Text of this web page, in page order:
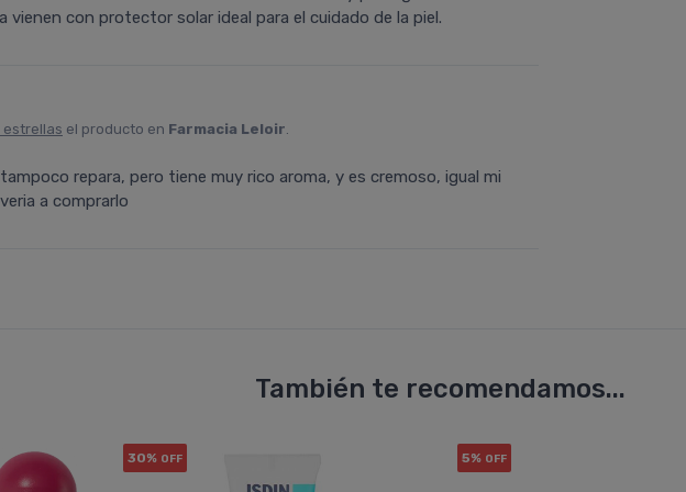
vienen con protector solar ideal para el cuidado de la piel.
estrellas el producto en Farmacia Leloir.
repara, pero tiene muy rico aroma, y es cremoso, igual mi
a comprarlo
También te recomendamos...
30% OFF 5% OFF